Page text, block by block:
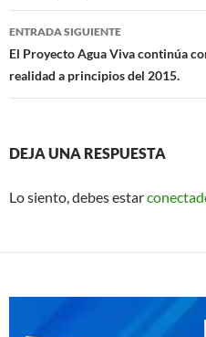
entradas
ENTRADA SIGUIENTE
El Proyecto Agua Viva continúa
realidad a principios del 2015.
DEJA UNA RESPUESTA
Lo siento, debes estar